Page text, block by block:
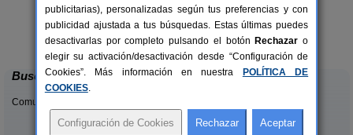
14+3 pers.
desde20 €
Casa Rural La Rectoral
Beloncio (Asturias)
Buscar
Comunidades:
publicitarias), personalizadas según tus preferencias y con
publicidad ajustada a tus búsquedas. Estas últimas puedes
desactivarlas por completo pulsando el botón Rechazar o
elegir su activación/desactivación desde “Configuración de
Cookies”. Más información en nuestra
POLÍTICA DE
COOKIES.